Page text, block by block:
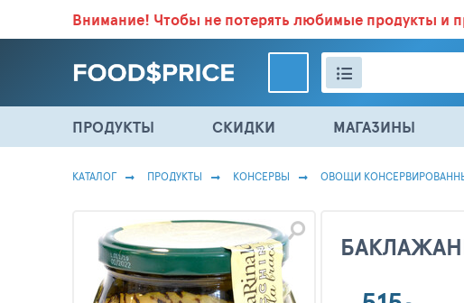
ВСЕ СКИДКИ И ВЫГОДНЫЕ ЦЕНЫ НА ПРОДУКТЫ В МАГАЗИНАХ.
Внимание! Чтобы не потерять любимые продукты и
ПРОДУКТЫ СКИДКИ МАГАЗИНЫ
КАТАЛОГ ПРОДУКТЫ КОНСЕРВЫ ОВОЩИ